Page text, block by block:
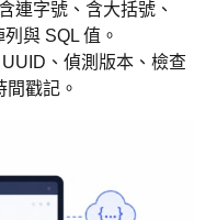
連字號、含大括號、
與 SQL 值。
、偵測版本、檢查
戳記。